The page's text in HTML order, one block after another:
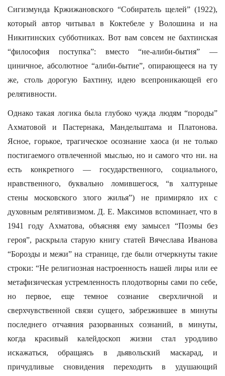
Сигизмунда Кржижановского “Собиратель щелей” (1922),
который автор читывал в Коктебеле у Волошина и на
Никитинских субботниках. Вот вам совсем не бахтинская
“философия поступка”: вместо “не-алиби-бытия” —
циничное, абсолютное “алиби-бытие”, опирающееся на ту
же, столь дорогую Бахтину, идею всепроникающей его
релятивности.
Однако такая логика была глубоко чужда людям “породы”
Ахматовой и Пастернака, Мандельштама и Платонова.
Ясное, горькое, трагическое осознание хаоса (и не только
постигаемого отвлеченной мыслью, но и самого что ни. на
есть конкретного — государственного, социального,
нравственного, буквально ломившегося, “в халтурные
стены московского злого жилья”) не примиряло их с
духовным релятивизмом. Д. Е. Максимов вспоминает, что в
1941 году Ахматова, объясняя ему замысел “Поэмы без
героя”, раскрыла старую книгу статей Вячеслава Иванова
“Борозды и межи” на странице, где были отчеркнуты такие
строки: “Не религиозная настроенность нашей лиры или ее
метафизическая устремленность плодотворны сами по себе,
но первое, еще темное сознание сверхличной и
сверхчувственной связи сущего, забрезжившее в минуты
последнего отчаяния разорванных сознаний, в минуты,
когда красивый калейдоскоп жизни стал уродливо
искажаться, обращаясь в дьявольский маскарад, и
причудливые сновидения переходить в удушающий